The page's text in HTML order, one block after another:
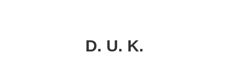
D. U. K.